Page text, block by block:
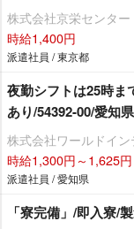
株式会社京栄センター
時給1,400円
派遣社員 / 東京都
夜勤シフトは25時ま
あり/54392-00/愛知
株式会社ワールドイン
時給1,300円～1,625円
派遣社員 / 愛知県
「寮完備」/即入寮/